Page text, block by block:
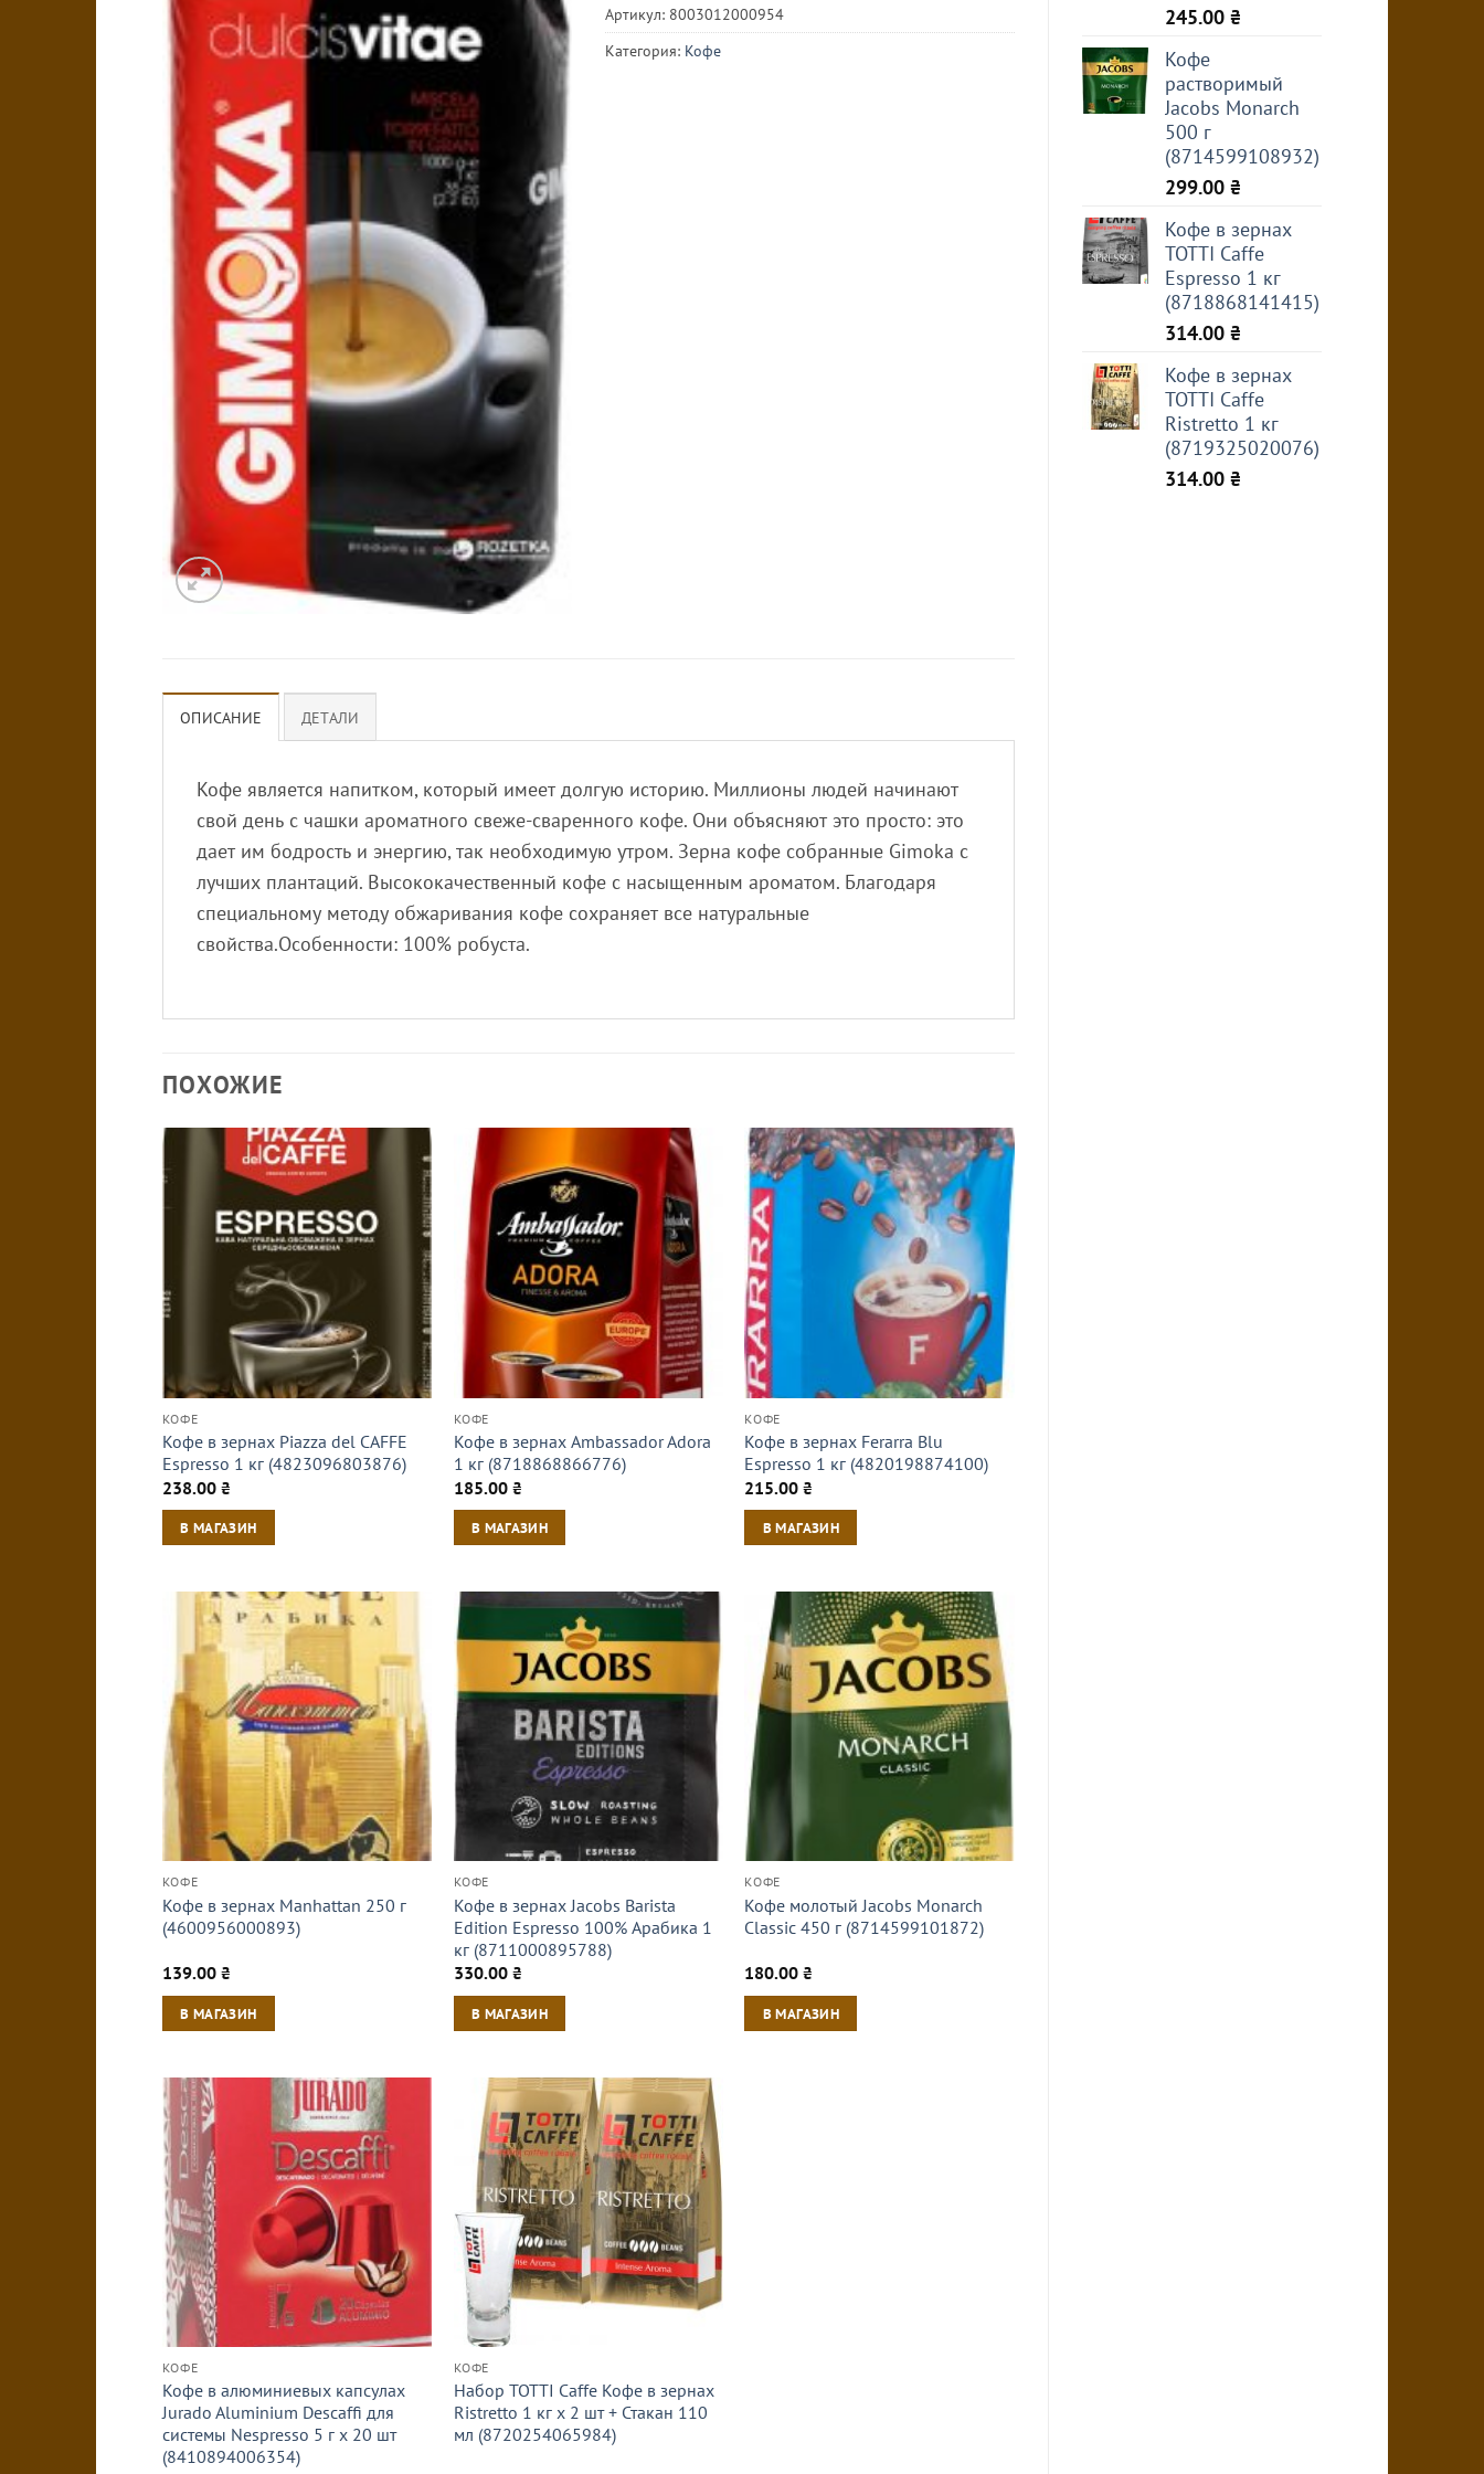
245.00 ₴
Кофе
растворимый
Jacobs Monarch
500 г
(8714599108932)
299.00 ₴
Кофе в зернах
TOTTI Caffe
Espresso 1 кг
(8718868141415)
314.00 ₴
Кофе в зернах
TOTTI Caffe
Ristretto 1 кг
(8719325020076)
314.00 ₴
Артикул: 8003012000954
Категория: Кофе
ОПИСАНИЕ ДЕТАЛИ
Кофе является напитком, который имеет долгую историю. Миллионы людей начинают
свой день с чашки ароматного свеже-сваренного кофе. Они объясняют это просто: это
дает им бодрость и энергию, так необходимую утром. Зерна кофе собранные Gimoka с
лучших плантаций. Высококачественный кофе с насыщенным ароматом. Благодаря
специальному методу обжаривания кофе сохраняет все натуральные
свойства.Особенности: 100% робуста.
ПОХОЖИЕ
КОФЕ
Кофе в зернах Piazza del CAFFE
Espresso 1 кг (4823096803876)
238.00 ₴
В МАГАЗИН
КОФЕ
Кофе в зернах Ambassador Adora
1 кг (8718868866776)
185.00 ₴
В МАГАЗИН
КОФЕ
Кофе в зернах Ferarra Blu
Espresso 1 кг (4820198874100)
215.00₴
В МАГАЗИН
КОФЕ
Кофе в зернах Manhattan 250 г
(4600956000893)
139.00 ₴
В МАГАЗИН
КОФЕ
Кофе в зернах Jacobs Barista
Edition Espresso 100% Арабика 1
кг (8711000895788)
330.00 ₴
В МАГАЗИН
КОФЕ
Кофе молотый Jacobs Monarch
Classic 450 г (8714599101872)
180.00₴
В МАГАЗИН
КОФЕ
Кофе в алюминиевых капсулах
Jurado Aluminium Descaffi для
системы Nespresso 5 г х 20 шт
(8410894006354)
КОФЕ
Набор TOTTI Caffe Кофе в зернах
Ristrettо 1 кг х 2 шт + Стакан 110
мл (8720254065984)